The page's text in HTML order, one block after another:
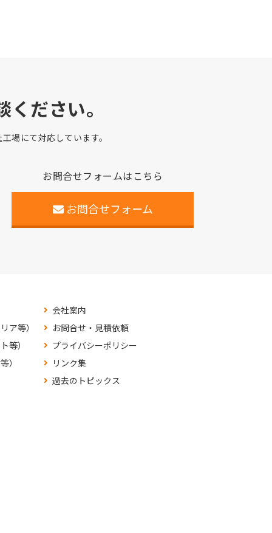
ださい。
場にて対応しています。
お問合せフォームはこちら
お問合せフォーム
ア等）
等）
）
会社案内
お問合せ・見積依頼
プライバシーポリシー
リンク集
過去のトピックス